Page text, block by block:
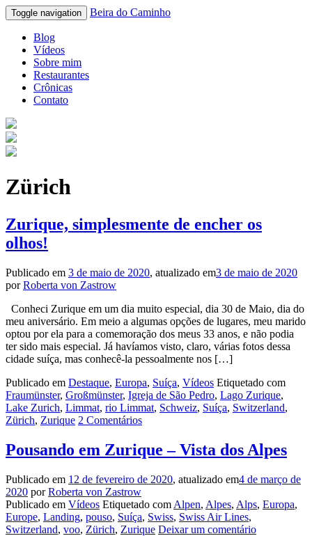
Toggle navigation Beira do Caminho
Blog
Vídeos
Sobre mim
Restaurantes
Crônicas
Contato
Zürich
Zurique, simplesmente de encher os
olhos!
Publicado em 3 de maio de 2020, atualizado em3 de maio de 2020
porRoberta von Zastrow
Conheci Zurique em um dia muito especial, dia 30 de Maio, dia do
meu aniversário. Em meio a algumas opções de lugares, meu marido
optou por ela para a comemoração dos meus 33 anos, e não podia
ter sido mais especial. Já havíamos visto, claro, várias fotos dessa
cidade suíça, mas conhecê-la pessoalmente nos […]
Publicado em Destaque, Europa, Suíça, Vídeos Etiquetado com
Fraumünster, Großmünster, Igreja de São Pedro, Lago Zurique,
Lake Zurich, Limmat, rio Limmat, Schweiz, Suíça, Switzerland,
Zürich, Zurique 2 Comentários
Pousando em Zurique – Vista dos Alpes
Publicado em 12 de fevereiro de 2020, atualizado em4 de março de
2020 porRoberta von Zastrow
Publicado em Vídeos Etiquetado com Alpen, Alpes, Alps, Europa,
Europe, Landing, pouso, Suíça, Swiss, Swiss Air Lines,
Switzerland, voo, Zürich, Zurique Deixar um comentário